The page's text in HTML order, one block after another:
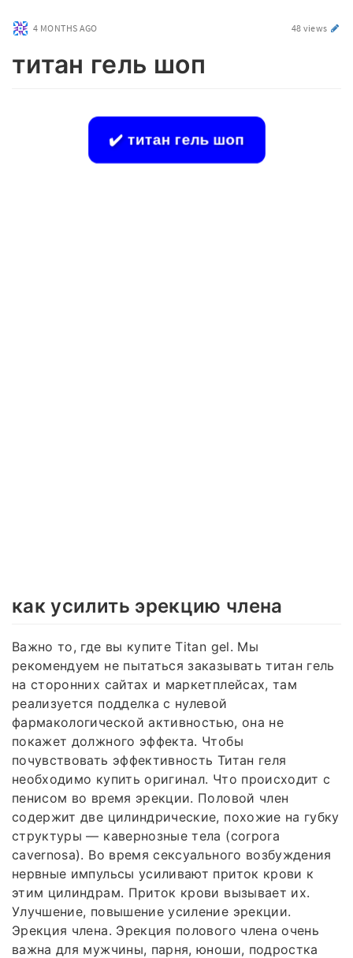
4 MONTHS AGO 48 views
титан гель шоп
✔️ титан гель шоп
как усилить эрекцию члена
Важно то, где вы купите Titan gel. Мы
рекомендуем не пытаться заказывать титан гель
на сторонних сайтах и маркетплейсах, там
реализуется подделка с нулевой
фармакологической активностью, она не
покажет должного эффекта. Чтобы
почувствовать эффективность Титан геля
необходимо купить оригинал. Что происходит с
пенисом во время эрекции. Половой член
содержит две цилиндрические, похожие на губку
структуры — кавернозные тела (corpora
cavernosa). Во время сексуального возбуждения
нервные импульсы усиливают приток крови к
этим цилиндрам. Приток крови вызывает их.
Улучшение, повышение усиление эрекции.
Эрекция члена. Эрекция полового члена очень
важна для мужчины, парня, юноши, подростка